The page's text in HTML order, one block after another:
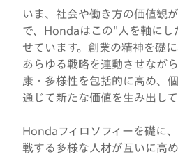
いま、社会や働き方の価値観
で、Hondaはこの"人を軸にし
せています。創業の精神を礎
あらゆる戦略を連動させなが
康・多様性を包括的に高め、
通じて新たな価値を生み出して
Hondaフィロソフィーを礎に
戦する多様な人材が互いに高